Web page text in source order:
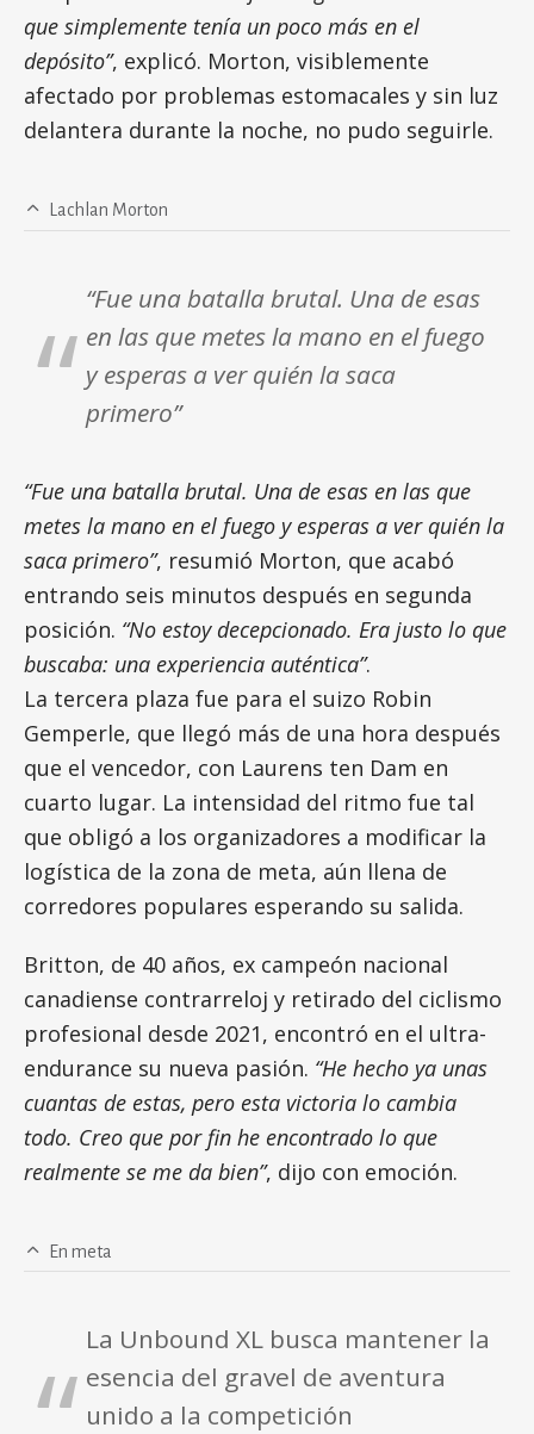
que simplemente tenía un poco más en el
depósito”, explicó. Morton, visiblemente
afectado por problemas estomacales y sin luz
delantera durante la noche, no pudo seguirle.
Lachlan Morton
“Fue una batalla brutal. Una de esas
en las que metes la mano en el fuego
y esperas a ver quién la saca
primero”
“Fue una batalla brutal. Una de esas en las que
metes la mano en el fuego y esperas a ver quién la
saca primero”, resumió Morton, que acabó
entrando seis minutos después en segunda
posición. “No estoy decepcionado. Era justo lo que
buscaba: una experiencia auténtica”.
La tercera plaza fue para el suizo Robin
Gemperle, que llegó más de una hora después
que el vencedor, con Laurens ten Dam en
cuarto lugar. La intensidad del ritmo fue tal
que obligó a los organizadores a modificar la
logística de la zona de meta, aún llena de
corredores populares esperando su salida.
Britton, de 40 años, ex campeón nacional
canadiense contrarreloj y retirado del ciclismo
profesional desde 2021, encontró en el ultra-
endurance su nueva pasión. “He hecho ya unas
cuantas de estas, pero esta victoria lo cambia
todo. Creo que por fin he encontrado lo que
realmente se me da bien”, dijo con emoción.
En meta
La Unbound XL busca mantener la
esencia del gravel de aventura
unido a la competición